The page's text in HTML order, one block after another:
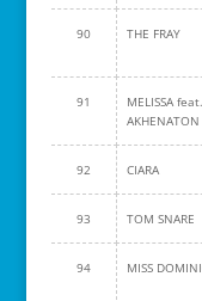
90 THE FRAY
91
MELISSA feat.
AKHENATON
92 CIARA
93 TOM SNARE
94 MISS